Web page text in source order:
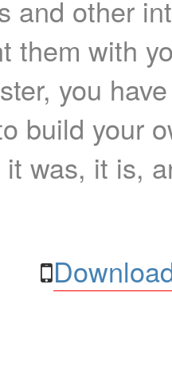
and other
them with
you
build your
it was, it is,